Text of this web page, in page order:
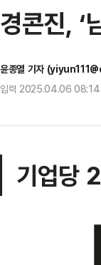
경콘진, ‘
윤종열 기자
입력 2025.04.06
기업당